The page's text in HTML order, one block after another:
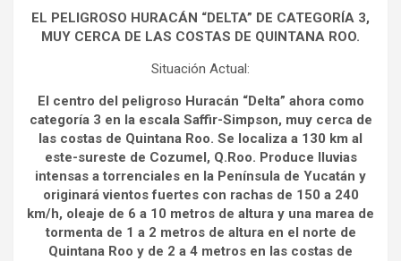
EL PELIGROSO HURACÁN “DELTA” DE CATEGORÍA 3,
MUY CERCA DE LAS COSTAS DE QUINTANA ROO.
Situación Actual:
El centro del peligroso Huracán “Delta” ahora como
categoría 3 en la escala Saffir-Simpson, muy cerca de
las costas de Quintana Roo. Se localiza a 130 km al
este-sureste de Cozumel, Q.Roo. Produce lluvias
intensas a torrenciales en la Península de Yucatán y
originará vientos fuertes con rachas de 150 a 240
km/h, oleaje de 6 a 10 metros de altura y una marea de
tormenta de 1 a 2 metros de altura en el norte de
Quintana Roo y de 2 a 4 metros en las costas de